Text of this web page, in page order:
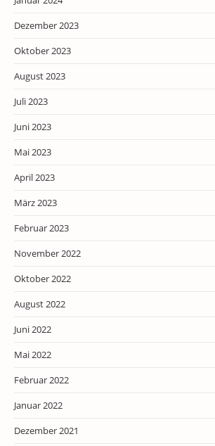
Dezember 2023
Oktober 2023
August 2023
Juli 2023
Juni 2023
Mai 2023
April 2023
März 2023
Februar 2023
November 2022
Oktober 2022
August 2022
Juni 2022
Mai 2022
Februar 2022
Januar 2022
Dezember 2021